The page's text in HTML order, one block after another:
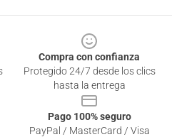
Compra con confianza
Protegido 24/7 desde los clics
hasta la entrega
Pago 100% seguro
PayPal / MasterCard / Visa